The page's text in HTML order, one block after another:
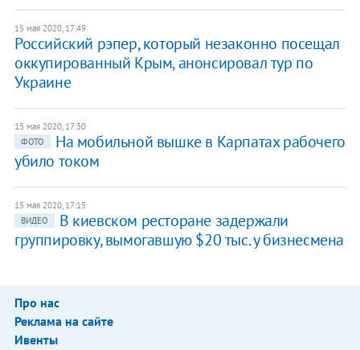
15 мая 2020, 17:49
Российский рэпер, который незаконно посещал
оккупированный Крым, анонсировал тур по
Украине
15 мая 2020, 17:30
ФОТО
На мобильной вышке в Карпатах рабочего
убило током
15 мая 2020, 17:15
ВИДЕО
В киевском ресторане задержали
группировку, вымогавшую $20 тыс. у бизнесмена
Про нас
Реклама на сайте
Ивенты